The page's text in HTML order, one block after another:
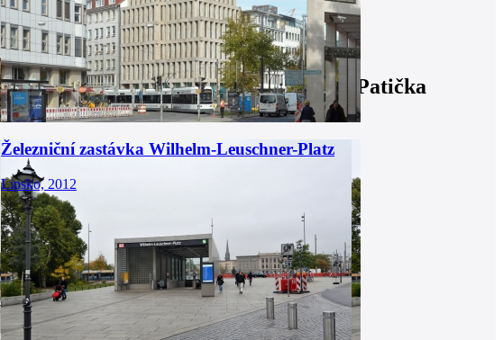
Železniční zastávka Wilhelm-Leuschner-Platz
Lipsko, 2012
Patička